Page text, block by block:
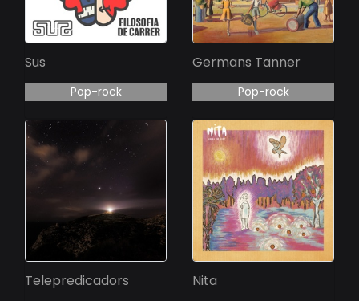
Sus
Pop-rock
Germans Tanner
Pop-rock
Telepredicadors Nita